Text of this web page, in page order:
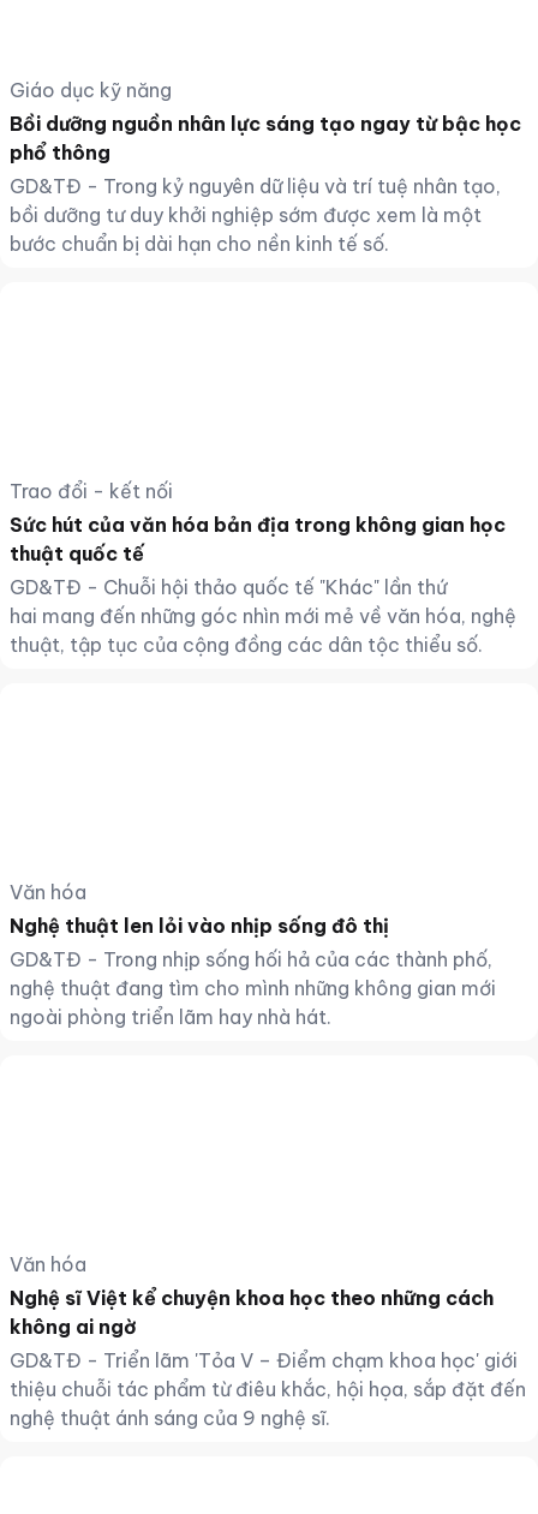
Giáo dục kỹ năng
Bồi dưỡng nguồn nhân lực sáng tạo ngay từ bậc học
phổ thông
GD&TĐ - Trong kỷ nguyên dữ liệu và trí tuệ nhân tạo,
bồi dưỡng tư duy khởi nghiệp sớm được xem là một
bước chuẩn bị dài hạn cho nền kinh tế số.
Trao đổi - kết nối
Sức hút của văn hóa bản địa trong không gian học
thuật quốc tế
GD&TĐ - Chuỗi hội thảo quốc tế "Khác" lần thứ
hai mang đến những góc nhìn mới mẻ về văn hóa, nghệ
thuật, tập tục của cộng đồng các dân tộc thiểu số.
Văn hóa
Nghệ thuật len lỏi vào nhịp sống đô thị
GD&TĐ - Trong nhịp sống hối hả của các thành phố,
nghệ thuật đang tìm cho mình những không gian mới
ngoài phòng triển lãm hay nhà hát.
Văn hóa
Nghệ sĩ Việt kể chuyện khoa học theo những cách
không ai ngờ
GD&TĐ - Triển lãm 'Tỏa V – Điểm chạm khoa học' giới
thiệu chuỗi tác phẩm từ điêu khắc, hội họa, sắp đặt đến
nghệ thuật ánh sáng của 9 nghệ sĩ.